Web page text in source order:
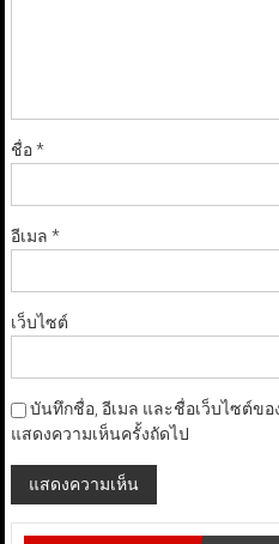
ชื่อ*
อีเมล *
เว็บไซต์
บันทึกชื่อ, อีเมล และชื่อเว็บไซต์ข
แสดงความเห็นครั้งถัดไป